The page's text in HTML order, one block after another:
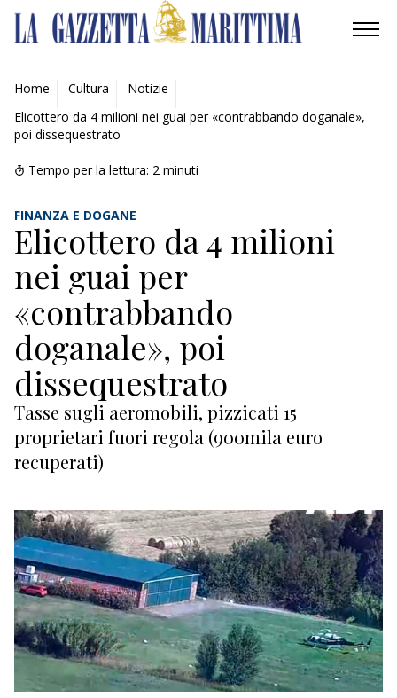
AMBIENTE
MOBILITÀ
INDUSTRIA
RICERCA
ECONOMIA
TURISMO
CULTURA
NAUTICA
EDITORIALI
Home Cultura
Notizie
Elicottero da 4 milioni nei guai per «contrabbando doganale»,
poi dissequestrato
Tempo per la lettura: 2 minuti
FINANZA E DOGANE
Elicottero da 4 milioni
nei guai per
«contrabbando
doganale», poi
dissequestrato
Tasse sugli aeromobili, pizzicati 15
proprietari fuori regola (900mila euro
recuperati)